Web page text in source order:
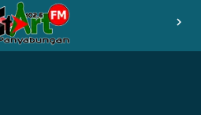
chevron_right